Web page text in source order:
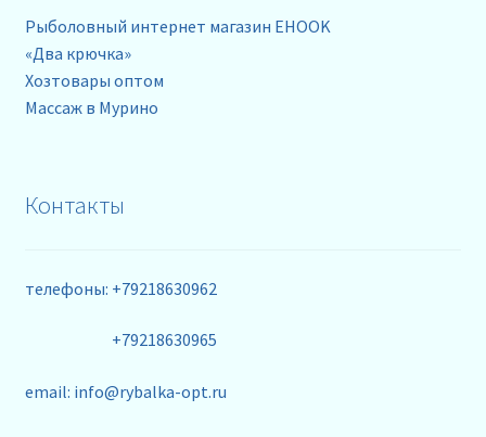
Рыболовный интернет магазин EHOOK
«Два крючка»
Хозтовары оптом
Массаж в Мурино
Контакты
телефоны: +79218630962
+79218630965
email: info@rybalka-opt.ru